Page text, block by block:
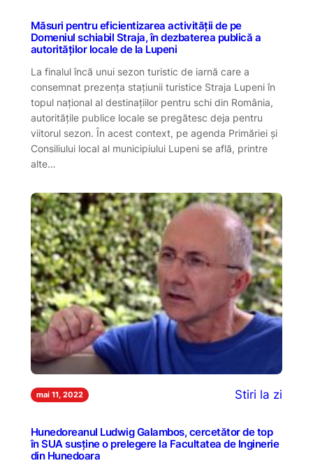
Măsuri pentru eficientizarea activității de pe
Domeniul schiabil Straja, în dezbaterea publică a
autorităților locale de la Lupeni
La finalul încă unui sezon turistic de iarnă care a
consemnat prezența stațiunii turistice Straja Lupeni în
topul național al destinațiilor pentru schi din România,
autoritățile publice locale se pregătesc deja pentru
viitorul sezon. În acest context, pe agenda Primăriei și
Consiliului local al municipiului Lupeni se află, printre
alte…
mai 11, 2022 Stiri la zi
Hunedoreanul Ludwig Galambos, cercetător de top
în SUA susține o prelegere la Facultatea de Inginerie
din Hunedoara